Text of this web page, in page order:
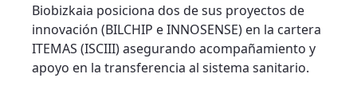
Biobizkaia posiciona dos de sus proyectos de
innovación (BILCHIP e INNOSENSE) en la cartera
ITEMAS (ISCIII) asegurando acompañamiento y
apoyo en la transferencia al sistema sanitario.